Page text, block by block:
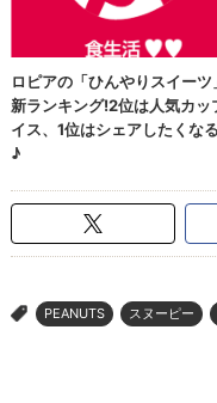
> PEANUTS スヌーピー